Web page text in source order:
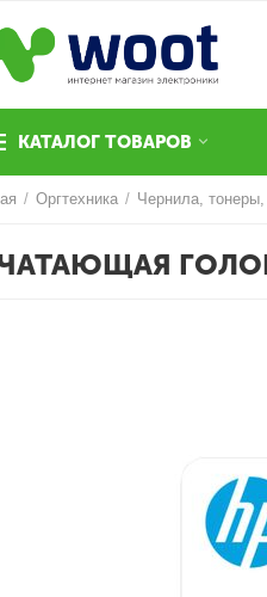
КАТАЛОГ ТОВАРОВ
/ Оргтехника / Чернила,